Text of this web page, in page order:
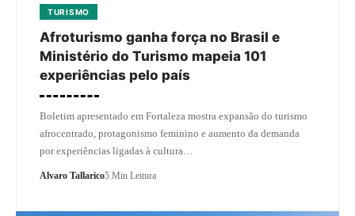
TURISMO
Afroturismo ganha força no Brasil e
Ministério do Turismo mapeia 101
experiências pelo país
Boletim apresentado em Fortaleza mostra expansão do turismo
afrocentrado, protagonismo feminino e aumento da demanda
por experiências ligadas à cultura…
Alvaro Tallarico5 Min Leitura